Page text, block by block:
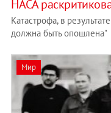
НАСА
Катастрофа, в
должна быть опошлена"
Мир